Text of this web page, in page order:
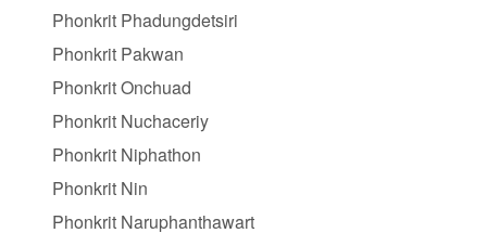
Phonkrit Phadungdetsiri
Phonkrit Pakwan
Phonkrit Onchuad
Phonkrit Nuchaceriy
Phonkrit Niphathon
Phonkrit Nin
Phonkrit Naruphanthawart